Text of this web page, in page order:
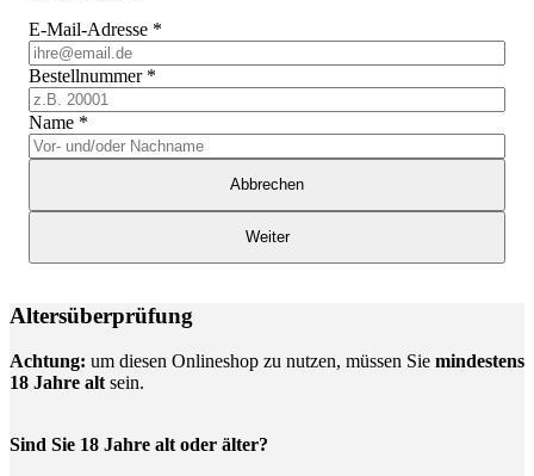
E-Mail-Adresse *
Bestellnummer *
Name *
Abbrechen
Weiter
Altersüberprüfung
Achtung: um diesen Onlineshop zu nutzen, müssen Sie mindestens
18 Jahre alt sein.
Sind Sie 18 Jahre alt oder älter?